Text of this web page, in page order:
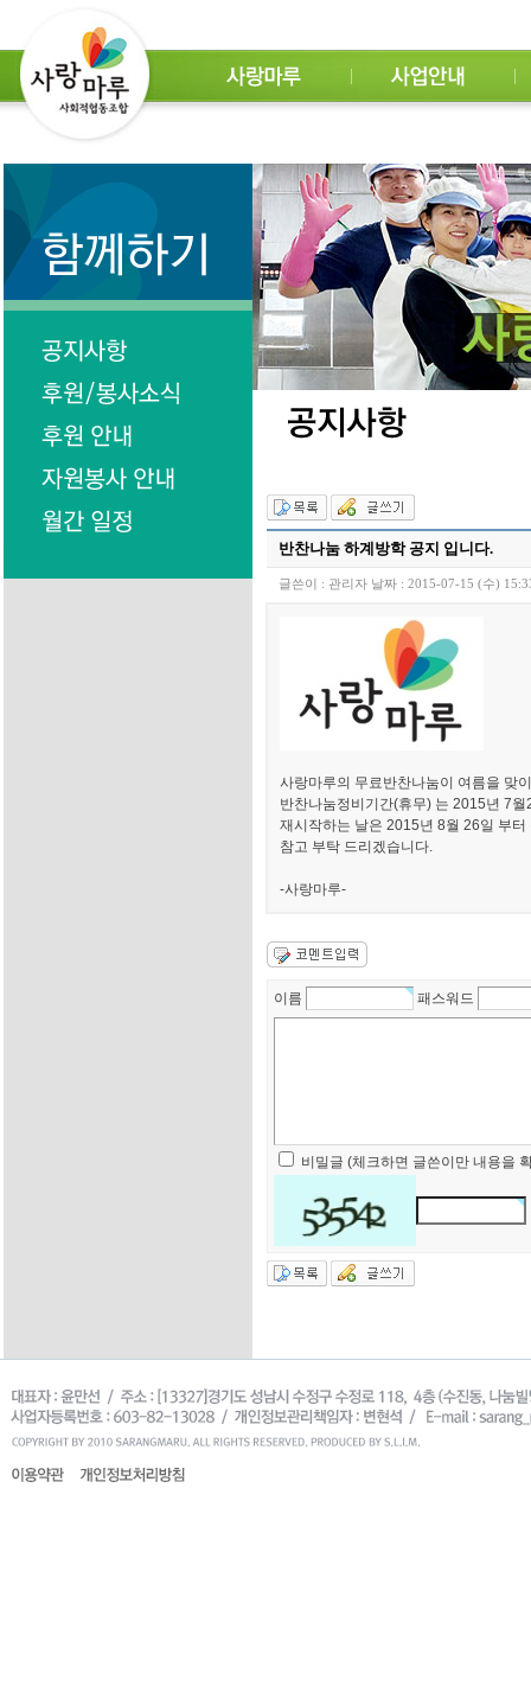
반찬나눔 하계방학 공지 입니다.
글쓴이 : 관리자 날짜 : 2015-07-15 (수)
사랑마루의 무료반찬나눔이 여름을 맞
반찬나눔정비기간(휴무) 는 2015년 7
재시작하는 날은 2015년 8월 26일 부
참고 부탁 드리겠습니다.
-사랑마루-
이름 패스워드
비밀글 (체크하면 글쓴이만 내용을